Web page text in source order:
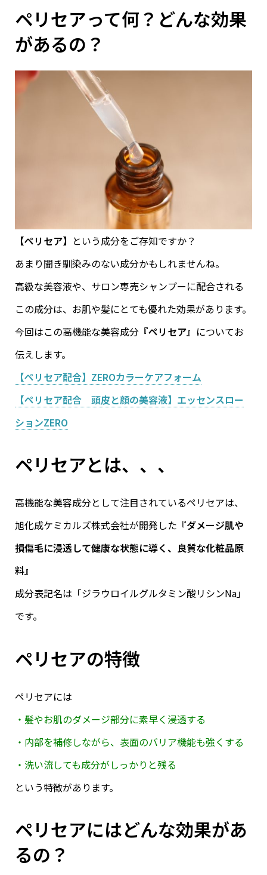
ペリセアって何？どんな効果
があるの？
【ペリセア】 という成分をご存知ですか？
あまり聞き馴染みのない成分かもしれませんね。
高級な美容液や、サロン専売シャンプーに配合される
この成分は、お肌や髪にとても優れた効果があります。
今回はこの高機能な美容成分『ペリセア』 についてお
伝えします。
【ペリセア配合】ZEROカラーケアフォーム
【ペリセア配合 頭皮と顔の美容液】エッセンスロー
ションZERO
ペリセアとは、、、
高機能な美容成分として注目されているペリセアは、
旭化成ケミカルズ株式会社が開発した 『ダメージ肌や
損傷毛に浸透して健康な状態に導く、良質な化粧品原
料』
成分表記名は「ジラウロイルグルタミン酸リシンNa」
です。
ペリセアの特徴
ペリセアには
・髪やお肌のダメージ部分に素早く浸透する
・内部を補修しながら、表面のバリア機能も強くする
・洗い流しても成分がしっかりと残る
という特徴があります。
ペリセアにはどんな効果があ
るの？